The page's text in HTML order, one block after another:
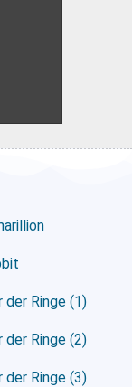
der Ringe (1)
der Ringe (2)
der Ringe (3)